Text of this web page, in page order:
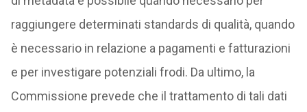
raggiungere determinati standards di qualità, quando
è necessario in relazione a pagamenti e fatturazioni
e per investigare potenziali frodi. Da ultimo, la
Commissione prevede che il trattamento di tali dati